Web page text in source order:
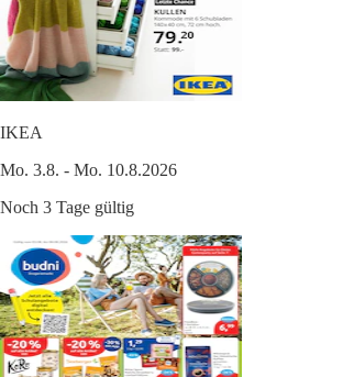
IKEA
Mo. 3.8. - Mo. 10.8.2026
Noch 3 Tage gültig